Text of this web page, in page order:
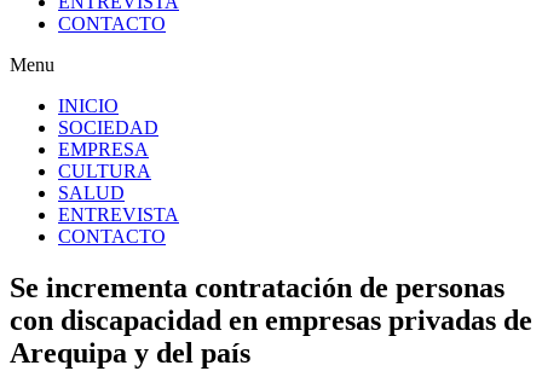
CONTACTO
Menu
INICIO
SOCIEDAD
EMPRESA
CULTURA
SALUD
ENTREVISTA
CONTACTO
Se incrementa contratación de personas
con discapacidad en empresas privadas de
Arequipa y del país